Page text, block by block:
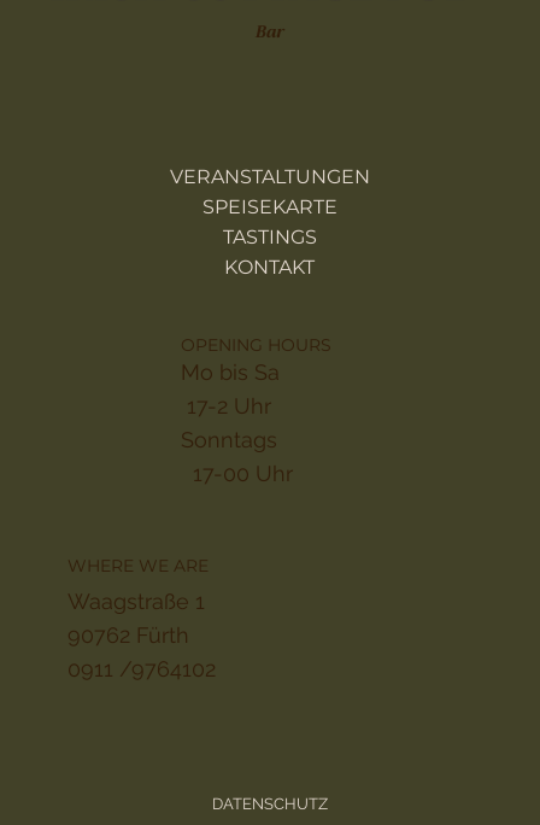
Bar
VERANSTALTUNGEN
SPEISEKARTE
TASTINGS
KONTAKT
OPENING HOURS
Mo bis Sa
17-2 Uhr
Sonntags
17-00 Uhr
WHERE WE ARE
Waagstraße 1
90762 Fürth
0911 /9764102
DATENSCHUTZ